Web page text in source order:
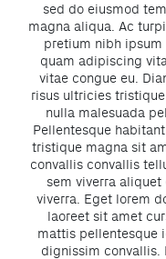
sed do eiusmod
magna aliqua. Ac
pretium nibh
quam adipiscing
vitae congue eu.
risus ultricies
nulla malesuada
Pellentesque
tristique magna sit
convallis convallis
sem viverra
viverra. Eget lorem
laoreet sit amet
mattis pellentesque
dignissim convallis.